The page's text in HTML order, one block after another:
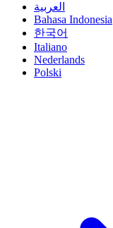
العربية
Bahasa Indonesia
한국어
Italiano
Nederlands
Polski